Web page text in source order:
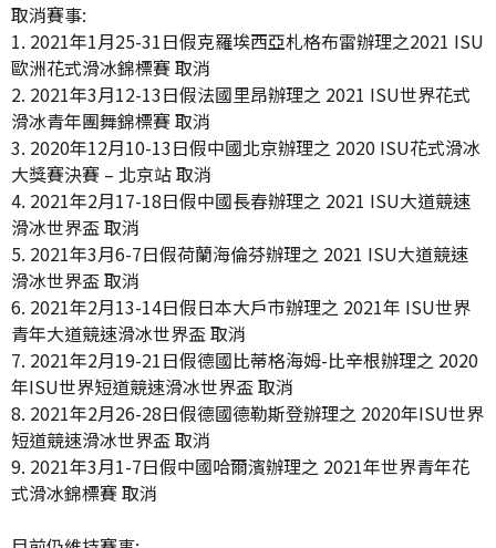
取消賽事:
1. 2021年1月25-31日假克羅埃西亞札格布雷辦理之2021 ISU
歐洲花式滑冰錦標賽 取消
2. 2021年3月12-13日假法國里昂辦理之 2021 ISU世界花式
滑冰青年團舞錦標賽 取消
3. 2020年12月10-13日假中國北京辦理之 2020 ISU花式滑冰
大獎賽決賽 – 北京站 取消
4. 2021年2月17-18日假中國長春辦理之 2021 ISU大道競速
滑冰世界盃 取消
5. 2021年3月6-7日假荷蘭海倫芬辦理之 2021 ISU大道競速
滑冰世界盃 取消
6. 2021年2月13-14日假日本大戶市辦理之 2021年 ISU世界
青年大道競速滑冰世界盃 取消
7. 2021年2月19-21日假德國比蒂格海姆-比辛根辦理之 2020
年ISU世界短道競速滑冰世界盃 取消
8. 2021年2月26-28日假德國德勒斯登辦理之 2020年ISU世界
短道競速滑冰世界盃 取消
9. 2021年3月1-7日假中國哈爾濱辦理之 2021年世界青年花
式滑冰錦標賽 取消